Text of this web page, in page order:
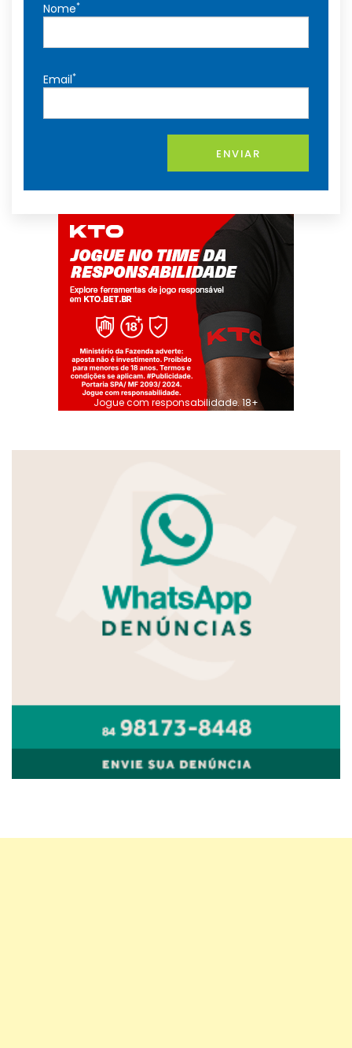
Nome*
Email*
ENVIAR
Jogue com responsabilidade. 18+